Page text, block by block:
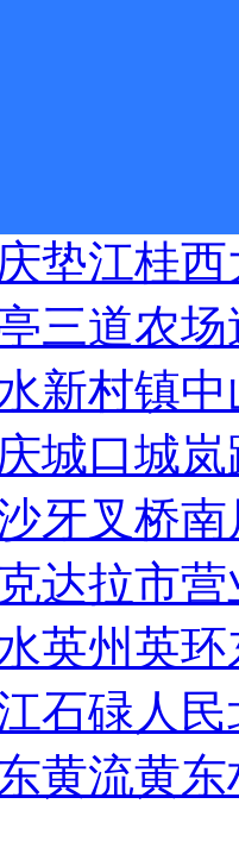
垫江桂
三道农
新村镇
城口城
牙叉桥
达拉市营
英州英
石碌人
黄流黄